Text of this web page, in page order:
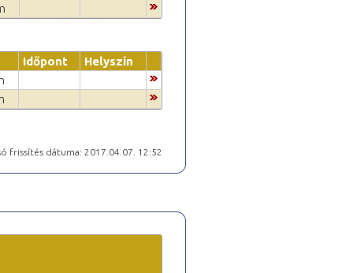
Időpont
Helyszín
frissítés dátuma: 2017.04.07. 12:52